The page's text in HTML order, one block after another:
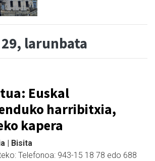
larunbata
Euskal
harribitxia,
kapera
| Bisita
Telefonoa: 943-15 18 78 edo 688